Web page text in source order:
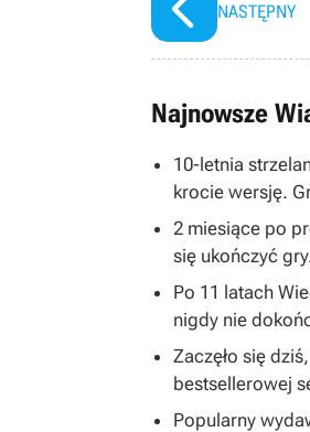
NASTĘPNY
Najnowsze
10-letnia
krocie wersję.
2 miesiące po
się ukończyć
Po 11 latach
nigdy nie
Zaczęło się
bestsellerowej
Popularny